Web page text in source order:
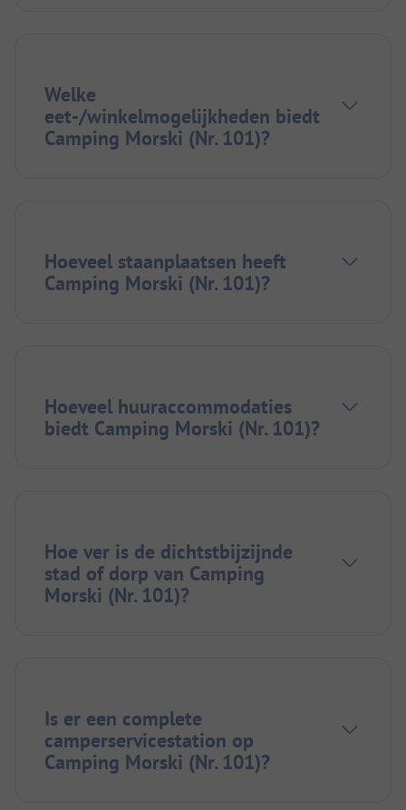
Welke
eet-/winkelmogelijkheden biedt
Camping Morski (Nr. 101)?
Hoeveel staanplaatsen heeft
Camping Morski (Nr. 101)?
Hoeveel huuraccommodaties
biedt Camping Morski (Nr. 101)?
Hoe ver is de dichtstbijzijnde
stad of dorp van Camping
Morski (Nr. 101)?
Is er een complete
camperservicestation op
Camping Morski (Nr. 101)?